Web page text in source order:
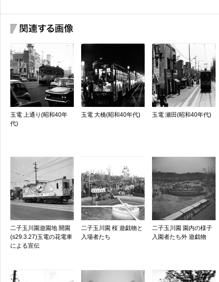
玉電 上通り(昭和40年
代)
玉電 大橋(昭和40年代) 玉電 瀬田(昭和40年代)
二子玉川園遊園地 開園
(s29.3.27)玉電の花電車
による宣伝
二子玉川園 桜 遊戯物と
入場者たち
二子玉川園 園内の様子
入園者たち外 遊戯物